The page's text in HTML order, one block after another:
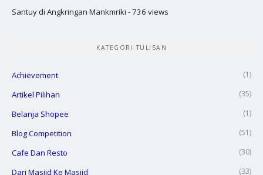
Santuy di Angkringan Mankmriki - 736 views
KATEGORI TULISAN
Achievement (1)
Artikel Pilihan (35)
Belanja Shopee (1)
Blog Competition (51)
Cafe Dan Resto (30)
Dari Masjid Ke Masjid (33)